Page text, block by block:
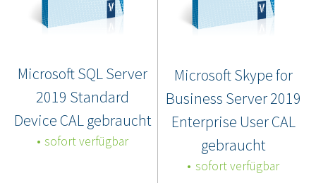
Microsoft SQL Server
2019 Standard
Device CAL gebraucht
sofort verfügbar
Microsoft Skype for
Business Server 2019
Enterprise User CAL
gebraucht
sofort verfügbar